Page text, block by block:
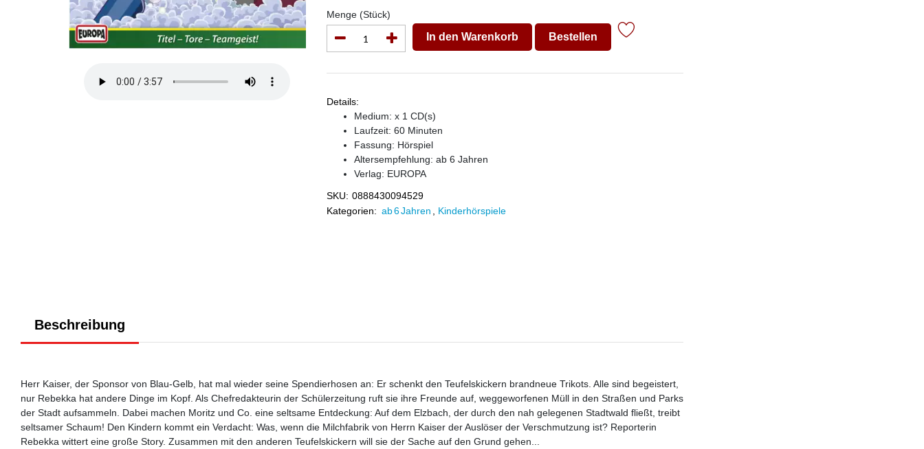
Menge (Stück)
In den Warenkorb Bestellen
Details:
Medium: x 1 CD(s)
Laufzeit: 60 Minuten
Fassung: Hörspiel
Altersempfehlung: ab 6 Jahren
Verlag: EUROPA
SKU: 0888430094529
Kategorien: ab 6 Jahren Kinderhörspiele
Beschreibung
Herr Kaiser, der Sponsor von Blau-Gelb, hat mal wieder seine Spendierhosen an: Er schenkt den Teufelskickern brandneue Trikots. Alle sind begeistert,
nur Rebekka hat andere Dinge im Kopf. Als Chefredakteurin der Schülerzeitung ruft sie ihre Freunde auf, weggeworfenen Müll in den Straßen und Parks
der Stadt aufsammeln. Dabei machen Moritz und Co. eine seltsame Entdeckung: Auf dem Elzbach, der durch den nah gelegenen Stadtwald fließt, treibt
seltsamer Schaum! Den Kindern kommt ein Verdacht: Was, wenn die Milchfabrik von Herrn Kaiser der Auslöser der Verschmutzung ist? Reporterin
Rebekka wittert eine große Story. Zusammen mit den anderen Teufelskickern will sie der Sache auf den Grund gehen...